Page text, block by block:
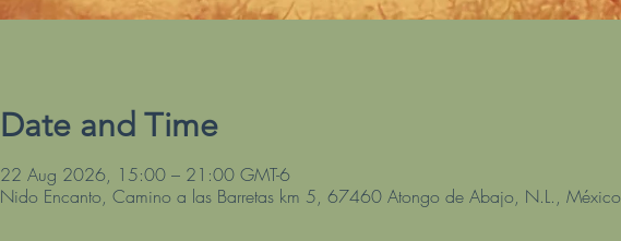
Date and Time
22 Aug 2026, 15:00 – 21:00 GMT-6
Nido Encanto, Camino a las Barretas km 5, 67460 Atongo de Abajo, N.L., México